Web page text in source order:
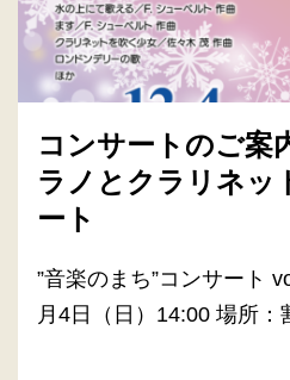
コンサートのご案
ラノとクラリネッ
ート
”音楽のまち”コンサート
月4日（日）14:00 場所